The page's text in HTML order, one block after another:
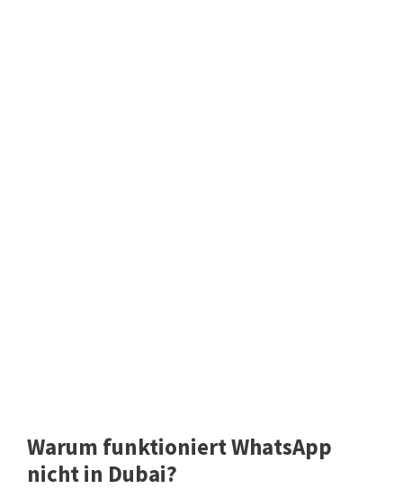
Warum funktioniert WhatsApp
nicht in Dubai?